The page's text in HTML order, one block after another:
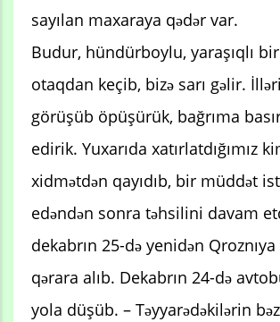
sayılan maxaraya qədər var.
Budur, hündürboylu, yaraşıqlı
otaqdan keçib, bizə sarı gəlir.
görüşüb öpüşürük, bağrıma
edirik. Yuxarıda xatırlatdığımız
xidmətdən qayıdıb, bir müddət
edəndən sonra təhsilini davam
dekabrın 25-də yenidən
qərara alıb. Dekabrın 24-də
yola düşüb. – Təyyarədəkilərin